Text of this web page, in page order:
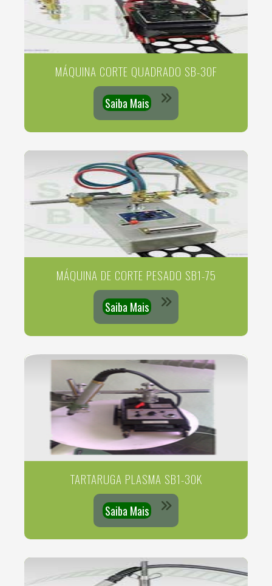
MÁQUINA CORTE QUADRADO SB-30F
Saiba Mais
MÁQUINA DE CORTE PESADO SB1-75
Saiba Mais
TARTARUGA PLASMA SB1-30K
Saiba Mais